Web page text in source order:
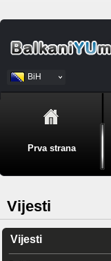
BiH
Srpski
Prva strana
Vijesti
Vijesti